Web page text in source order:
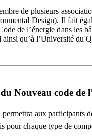
de plusieurs
Design). Il fait
de l’énergie dans les
qu’à l’Université du
du Nouveau code
aux participants
pour chaque type de